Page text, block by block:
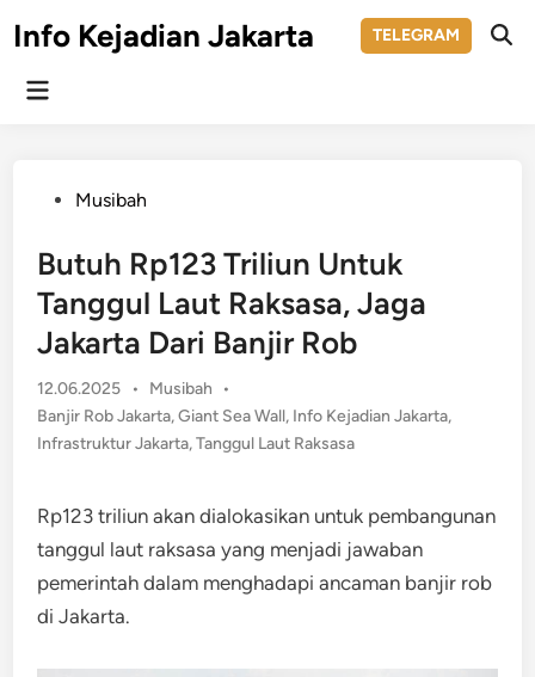
toInfo Kejadian Jakarta TELEGRAM
Main
PostedMusibah
Butuh Rp123 Triliun Untuk
Tanggul Laut Raksasa, Jaga
Jakarta Dari Banjir Rob
12.06.2025 •
Posted
in
Musibah
•
Banjir Rob Jakarta,Giant Sea Wall, Info Kejadian Jakarta,
Infrastruktur Jakarta,Tanggul Laut Raksasa
Rp123 triliun akan dialokasikan untuk pembangunan
tanggul laut raksasa yang menjadi jawaban
pemerintah dalam menghadapi ancaman banjir rob
di Jakarta.